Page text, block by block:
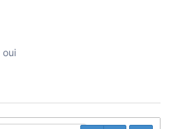
oui